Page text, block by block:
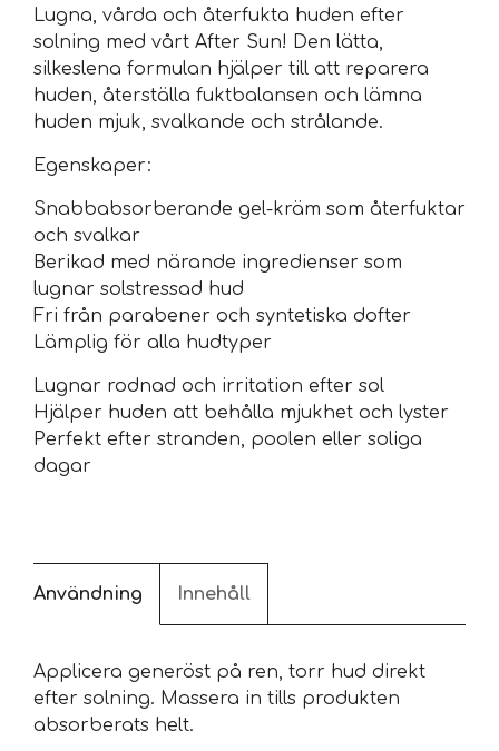
Lugna, vårda och återfukta huden efter
solning med vårt After Sun! Den lätta,
silkeslena formulan hjälper till att reparera
huden, återställa fuktbalansen och lämna
huden mjuk, svalkande och strålande.
Egenskaper:
Snabbabsorberande gel-kräm som återfuktar
och svalkar
Berikad med närande ingredienser som
lugnar solstressad hud
Fri från parabener och syntetiska dofter
Lämplig för alla hudtyper
Lugnar rodnad och irritation efter sol
Hjälper huden att behålla mjukhet och lyster
Perfekt efter stranden, poolen eller soliga
dagar
Användning Innehåll
Applicera generöst på ren, torr hud direkt
efter solning. Massera in tills produkten
absorberats helt.